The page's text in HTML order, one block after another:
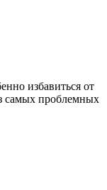
избавиться от
самых проблемных